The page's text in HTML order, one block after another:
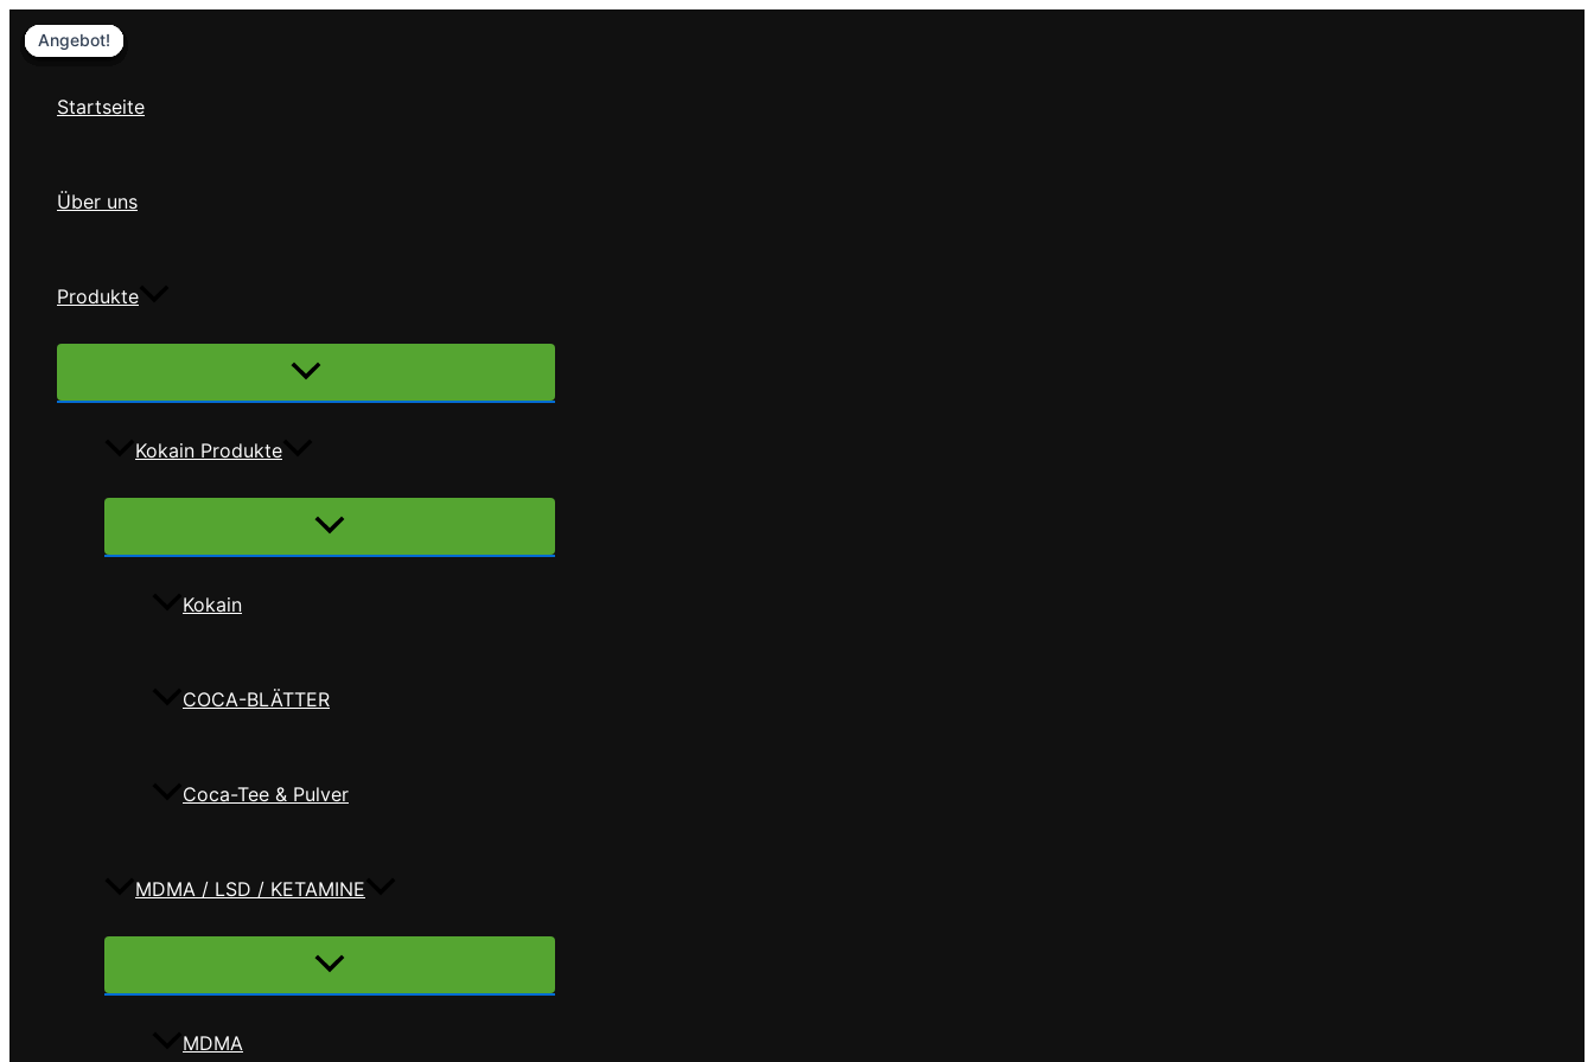
Zum
Inhalt
Startseite
Über uns
Produkte
Menü
Kokain Produkte
Menü
Kokain
COCA-BLÄTTER
Coca-Tee & Pulver
MDMA / LSD / KETAMINE
Menü
MDMA
Angebot!
Angebot!
Angebot!
Angebot!
Angebot!
Angebot!
Angebot!